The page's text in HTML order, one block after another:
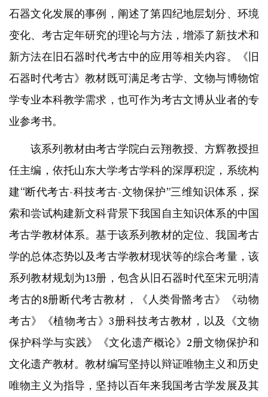
石器文化发展的事例，阐述了第四纪地层划分、环境
变化、考古定年研究的理论与方法，增添了新技术和
新方法在旧石器时代考古中的应用等相关内容。《旧
石器时代考古》教材既可满足考古学、文物与博物馆
学专业本科教学需求，也可作为考古文博从业者的专
业参考书。
该系列教材由考古学院白云翔教授、方辉教授担
任主编，依托山东大学考古学科的深厚积淀，系统构
建“断代考古-科技考古-文物保护”三维知识体系，探
索和尝试构建新文科背景下我国自主知识体系的中国
考古学教材体系。基于该系列教材的定位、我国考古
学的总体态势以及考古学教材现状等的综合考量，该
系列教材规划为13册，包含从旧石器时代至宋元明清
考古的8册断代考古教材，《人类骨骼考古》《动物
考古》《植物考古》3册科技考古教材，以及《文物
保护科学与实践》《文化遗产概论》2册文物保护和
文化遗产教材。教材编写坚持以辩证唯物主义和历史
唯物主义为指导，坚持以百年来我国考古学发展及其